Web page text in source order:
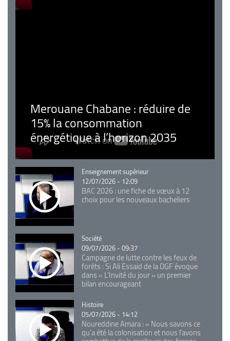
Merouane Chabane : réduire de
15% la consommation
énergétique à l’horizon 2035
Catégorie
Enseignement supérieur
12/07/2026 - 12:09
BAC 2026 : une fiche de vœux à 12
choix pour les nouveaux bacheliers
Catégorie
Société
09/07/2026 - 09:37
Campagne de lutte contre les feux de
forêts : Si Ali Essaid de la DGF évoque
dans « L'Invité du jour » un premier
bilan encourageant
Catégorie
Histoire
05/07/2026 - 14:12
Noureddine Amara : « Nous savons ce
qu’a été la colonisation et nous l’avons